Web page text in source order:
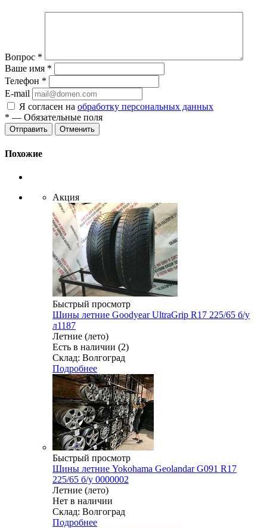
Вопрос *
Ваше имя *
Телефон *
E-mail
Я согласен на обработку персональных данных
* — Обязательные поля
Отменить
Похожие
Акция
Быстрый просмотр
Шины летние Goodyear UltraGrip R17 225/65 б/у
л1187
Летние (лето)
Есть в наличии (2)
Склад: Волгоград
Подробнее
Быстрый просмотр
Шины летние Yokohama Geolandar G091 R17
225/65 б/у 0000002
Летние (лето)
Нет в наличии
Склад: Волгоград
Подробнее